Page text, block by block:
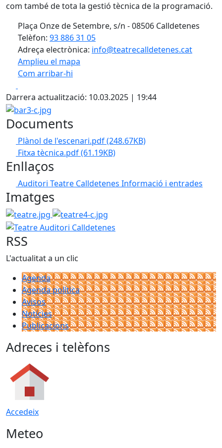
com també de tota la gestió tècnica de la programació.
Plaça Onze de Setembre, s/n - 08506 Calldetenes
Telèfon: 93 886 31 05
Adreça electrònica: info@teatrecalldetenes.cat
Amplieu el mapa
Com arribar-hi
+
−
Darrera actualització: 10.03.2025 | 19:44
bar3-c.jpg
Documents
Plànol de l'escenari.pdf(248.67KB)
Fitxa tècnica.pdf(61.19KB)
Enllaços
Auditori Teatre Calldetenes Informació i entrades
Imatges
teatre.jpg teatre4-c.jpg
RSS
L'actualitat a un clic
Agenda
Agenda política
Avisos
Notícies
Publicacions
Adreces i telèfons
Accedeix
Meteo